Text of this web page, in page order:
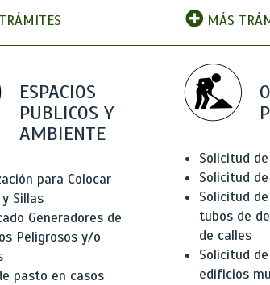
MÁS
ESPACIOS
PUBLICOS Y
AMBIENTE
para Colocar
Sillas
Generadores de
Peligrosos y/o
pasto en casos
Solicitud
Solicitud
Solicitud
tubos de
de calles
Solicitud
edificios